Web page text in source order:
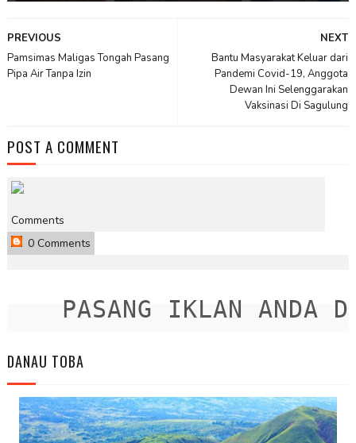
NEXT
Bantu Masyarakat Keluar dari
Pandemi Covid-19, Anggota
Dewan Ini Selenggarakan
Vaksinasi Di Sagulung
PREVIOUS
Pamsimas Maligas Tongah Pasang
Pipa Air Tanpa Izin
POST A COMMENT
Comments
0 Comments
PASANG IKLAN ANDA
DANAU TOBA